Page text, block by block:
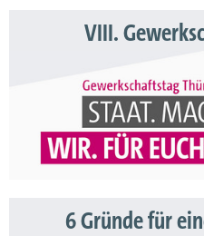
VIII.
6 Gründe für